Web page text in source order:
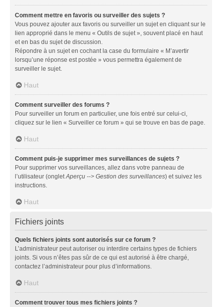
Comment mettre en favoris ou surveiller des sujets ?
Vous pouvez ajouter aux favoris ou surveiller un sujet en cliquant sur le
lien approprié dans le menu « Outils de sujet », souvent placé en haut
et en bas du sujet de discussion.
Répondre à un sujet en cochant la case du formulaire « M’avertir
lorsqu’une réponse est postée » vous permettra également de
surveiller le sujet.
Haut
Comment surveiller des forums ?
Pour surveiller un forum en particulier, une fois entré sur celui-ci,
cliquez sur le lien « Surveiller ce forum » qui se trouve en bas de page.
Haut
Comment puis-je supprimer mes surveillances de sujets ?
Pour supprimer vos surveillances, allez dans votre panneau de
l’utilisateur (ongletAperçu --> Gestion des surveillances) et suivez les
instructions.
Haut
Fichiers joints
Quels fichiers joints sont autorisés sur ce forum ?
L’administrateur peut autoriser ou interdire certains types de fichiers
joints. Si vous n’êtes pas sûr de ce qui est autorisé à être chargé,
contactez l’administrateur pour plus d’informations.
Haut
Comment trouver tous mes fichiers joints ?